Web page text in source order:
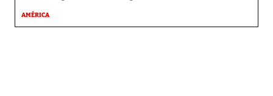
AMÉRICA